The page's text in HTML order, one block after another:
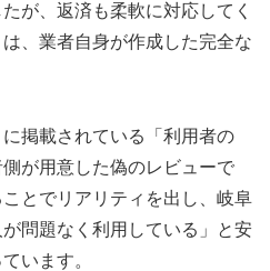
が、返済も柔軟に対応してく
、業者自身が作成した完全な
掲載されている「利用者の
が用意した偽のレビューで
とでリアリティを出し、岐阜
問題なく利用している」と安
います。